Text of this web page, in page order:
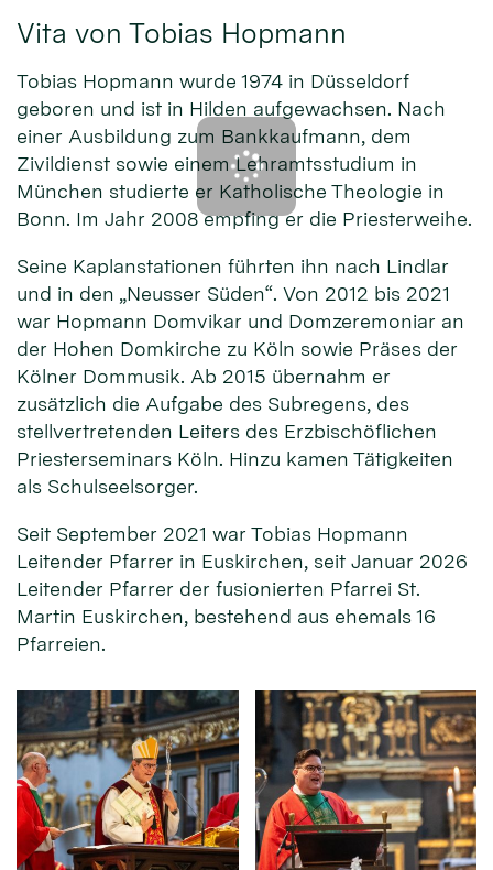
Vita von Tobias Hopmann
Tobias Hopmann wurde 1974 in Düsseldorf
geboren und ist in Hilden aufgewachsen. Nach
einer Ausbildung zum Bankkaufmann, dem
Zivildienst sowie einem Lehramtsstudium in
München studierte er Katholische Theologie in
Bonn. Im Jahr 2008 empfing er die Priesterweihe.
Seine Kaplanstationen führten ihn nach Lindlar
und in den „Neusser Süden“. Von 2012 bis 2021
war Hopmann Domvikar und Domzeremoniar an
der Hohen Domkirche zu Köln sowie Präses der
Kölner Dommusik. Ab 2015 übernahm er
zusätzlich die Aufgabe des Subregens, des
stellvertretenden Leiters des Erzbischöflichen
Priesterseminars Köln. Hinzu kamen Tätigkeiten
als Schulseelsorger.
Seit September 2021 war Tobias Hopmann
Leitender Pfarrer in Euskirchen, seit Januar 2026
Leitender Pfarrer der fusionierten Pfarrei St.
Martin Euskirchen, bestehend aus ehemals 16
Pfarreien.